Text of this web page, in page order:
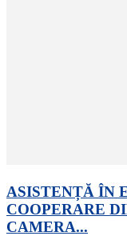
ASISTENȚĂ ÎN
COOPERARE
CAMERA...